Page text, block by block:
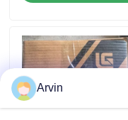
Ανταλλακτικά
Ανταλλακτικά
Arvin